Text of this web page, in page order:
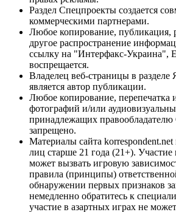
Раздел Спецпроекты создается
коммерческими партнерами.
Любое копирование, публикация,
другое распространение
ссылку на "Интерфакс-Украина",
воспрещается.
Владелец веб-страницы в разделе
является автор публикации.
Любое копирование, перепечатка
фотографий и/или
принадлежащих правообладателю
запрещено.
Материалы сайта
лиц старше 21 года (21+). Участие
может вызвать игровую
правила (принципы)
обнаружении первых признаков
немедленно обратитесь к
участие в азартных играх не